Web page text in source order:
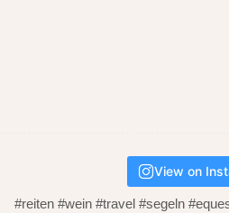
View on
#reiten #wein #travel #segeln